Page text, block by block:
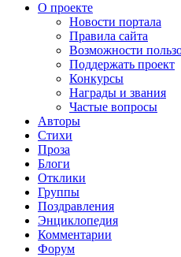
О проекте
Новости портала
Правила сайта
Возможности
Поддержать проект
Конкурсы
Награды и звания
Частые вопросы
Авторы
Стихи
Проза
Блоги
Отклики
Группы
Поздравления
Энциклопедия
Комментарии
Форум